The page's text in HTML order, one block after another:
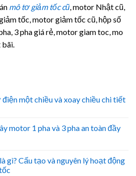
mô tơ giảm tốc cũ , motor Nhật cũ,
tốc, motor giảm tốc cũ, hộp số
3 pha giá rẻ, motor giam toc, mo
điện một chiều và xoay chiều chi tiết
motor 1 pha và 3 pha an toàn đầy
gì? Cấu tạo và nguyên lý hoạt động